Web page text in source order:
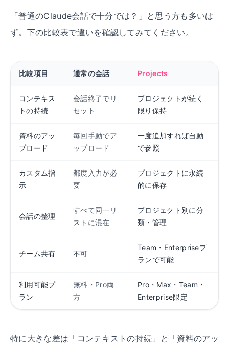
「普通のClaude会話で十分では？」と思う方も多いは
ず。下の比較表で違いを確認してみてください。
比較項目 通常の会話 Projects
コンテキス
トの持続
会話終了でリ
セット
プロジェクトが続く
限り保持
資料のアッ
プロード
毎回手動でア
ップロード
一度追加すれば自動
で参照
カスタム指
示
都度入力が必
要
プロジェクトに永続
的に保存
会話の整理
すべて同一リ
ストに混在
プロジェクト別に分
類・管理
チーム共有 不可
Team・Enterpriseプ
ランで可能
利用可能プ
ラン
無料・Pro両
方
Pro・Max・Team・
Enterprise限定
特に大きな差は「コンテキストの持続」と「資料のアッ